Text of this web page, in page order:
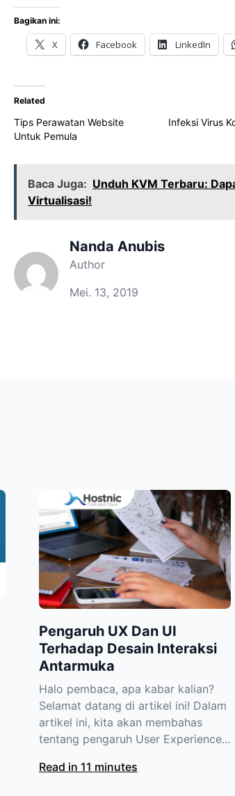
Bagikan ini:
X Facebook LinkedIn
Related
Tips Perawatan Website
Untuk Pemula
Infeksi Virus
Baca Juga: Unduh KVM Terbaru:
Virtualisasi!
Nanda Anubis
Author
Mei. 13, 2019
Pengaruh UX Dan UI
Terhadap Desain Interaksi
Antarmuka
Halo pembaca, apa kabar kalian?
Selamat datang di artikel ini! Dalam
artikel ini, kita akan membahas
tentang pengaruh User Experience...
Read in 11 minutes